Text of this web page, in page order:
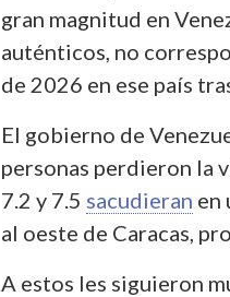
gran magnitud en
auténticos, no
de 2026 en ese país
El gobierno de
personas perdieron la
7.2 y 7.5 sacudieran en
al oeste de Caracas,
A estos les siguieron